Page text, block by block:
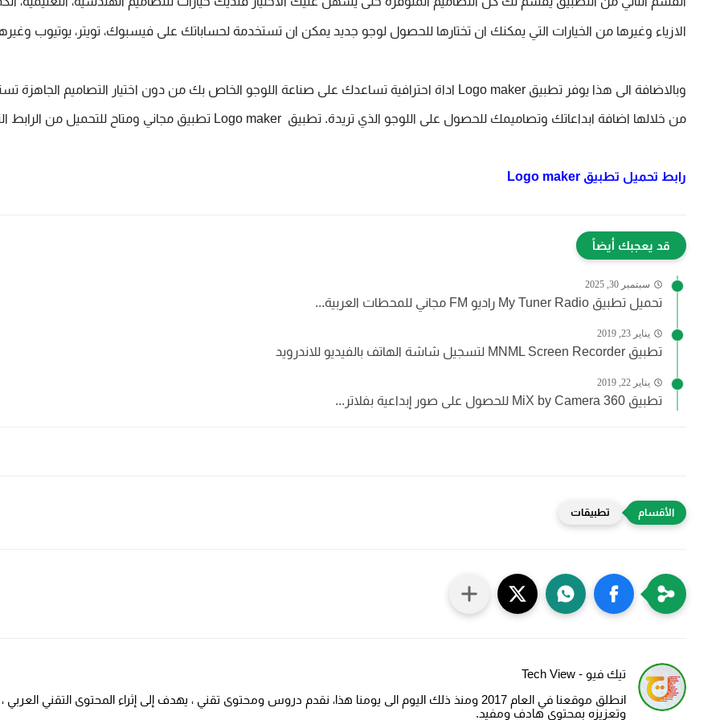
الازياء وغيرها من الخيارات التي يمكنك ان تختارها للحصول لوجو جديد يمكن ان تستخدمة لحساباتك على فيسبوك، تويتر، يوتيوب
من خلالها اضافة ابداعاتك وتصاميمك للحصول على اللوجو الذي تريدة. تطبيق  Logo maker تطبيق مجاني ومتاح للتحميل من الرابط التالي:
رابط تحميل تطبيق Logo maker
قد يعجبك أيضاً
سبتمبر 30, 2025
تحميل تطبيق My Tuner Radio راديو FM مجاني للمحطات العربية...
يناير 23, 2019
تطبيق MNML Screen Recorder لتسجيل شاشة الهاتف بالفيديو للاندرويد
يناير 22, 2019
تطبيق MiX by Camera 360 للحصول على صور إبداعية بفلاتر...
تطبيقات
تيك فيو - Tech View
انطلق موقعنا في العام 2017 ومنذ ذلك اليوم الى يومنا هذا، نقدم دروس ومحتوى تقني ، يهدف إلى إثراء المحتوى التقني العربي ،
وتعزيزه بمحتوى هادف ومفيد.